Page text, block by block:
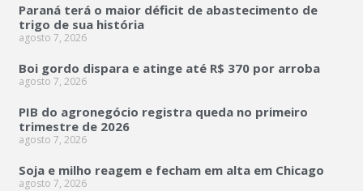
Paraná terá o maior déficit de abastecimento de
trigo de sua história
agosto 7, 2026
Boi gordo dispara e atinge até R$ 370 por arroba
agosto 7, 2026
PIB do agronegócio registra queda no primeiro
trimestre de 2026
agosto 7, 2026
Soja e milho reagem e fecham em alta em Chicago
agosto 7, 2026